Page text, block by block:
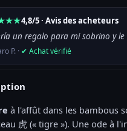
4,8/5 · Avis des acheteurs
un regalo para mi sobrino y le
P. · ✔ Achat vérifié
à l'affût dans les bambous
虎 (« tigre »). Une ode à